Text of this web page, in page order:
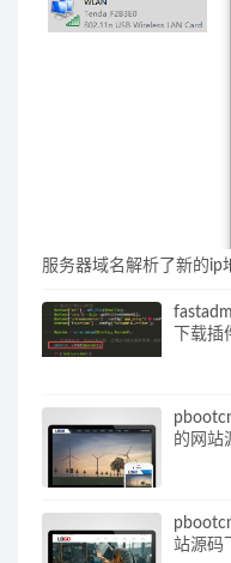
服务器域名解析了新的ip
下载
的网站
站源码